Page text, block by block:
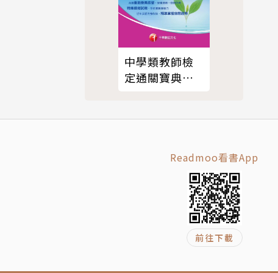
中學類教師檢
定通關寶典：
解析[教師甄試
Readmoo看書App
前往下載